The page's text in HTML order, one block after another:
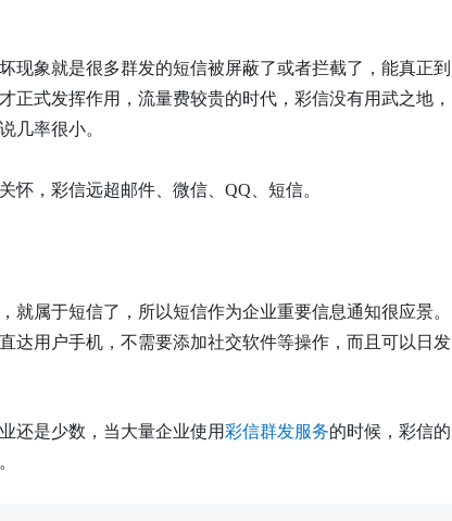
现象就是很多群发的短信被屏蔽了或者拦截了，能真正到
正式发挥作用，流量费较贵的时代，彩信没有用武之地，
几率很小。
怀，彩信远超邮件、微信、 QQ、短信。
就属于短信了，所以短信作为企业重要信息通知很应景。
达用户手机，不需要添加社交软件等操作，而且可以日发
还是少数，当大量企业使用彩信群发服务的时候，彩信的